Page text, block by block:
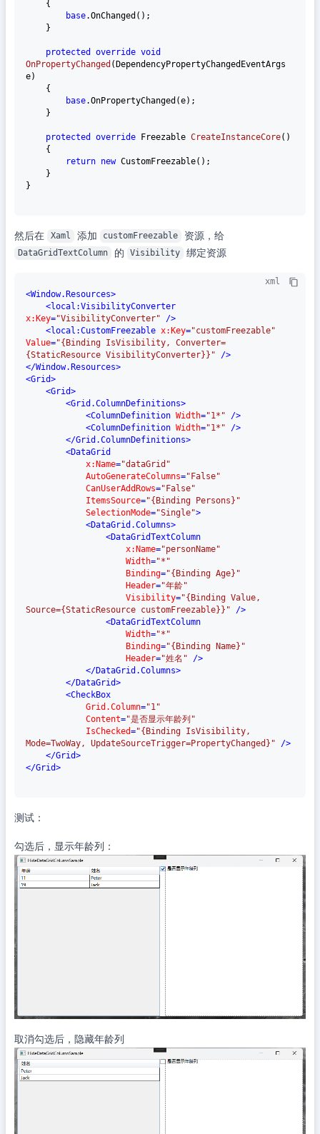
base.OnChanged();
protected override void
OnPropertyChanged (DependencyPropertyChangedEventArgs
e)
base.OnPropertyChanged(e);
protected override Freezable CreateInstanceCore()
return new CustomFreezable();
}
然后在 Xaml 添加 customFreezable 资源，给
DataGridTextColumn 的 Visibility 绑定资源
xml
<Window.Resources>
<local:VisibilityConverter
x:Key="VisibilityConverter" />
<local:CustomFreezable x:Key="customFreezable"
Value="{Binding IsVisibility, Converter=
{StaticResource VisibilityConverter}}" />
</Window.Resources>
<Grid>
<Grid>
<Grid.ColumnDefinitions>
<ColumnDefinition Width="1*" />
<ColumnDefinition Width="1*" />
</Grid.ColumnDefinitions>
<DataGrid
x:Name="dataGrid"
AutoGenerateColumns="False"
CanUserAddRows="False"
ItemsSource="{Binding Persons}"
SelectionMode="Single">
<DataGrid.Columns>
<DataGridTextColumn
x:Name="personName"
Width="*"
Binding="{Binding Age}"
Header="年龄"
Visibility="{Binding Value,
Source={StaticResource customFreezable}}" />
<DataGridTextColumn
Width="*"
Binding="{Binding Name}"
Header="姓名" />
</DataGrid.Columns>
</DataGrid>
<CheckBox
Grid.Column="1"
Content="是否显示年龄列"
IsChecked="{Binding IsVisibility,
Mode=TwoWay, UpdateSourceTrigger=PropertyChanged}" />
</Grid>
</Grid>
测试：
勾选后，显示年龄列：
取消勾选后，隐藏年龄列